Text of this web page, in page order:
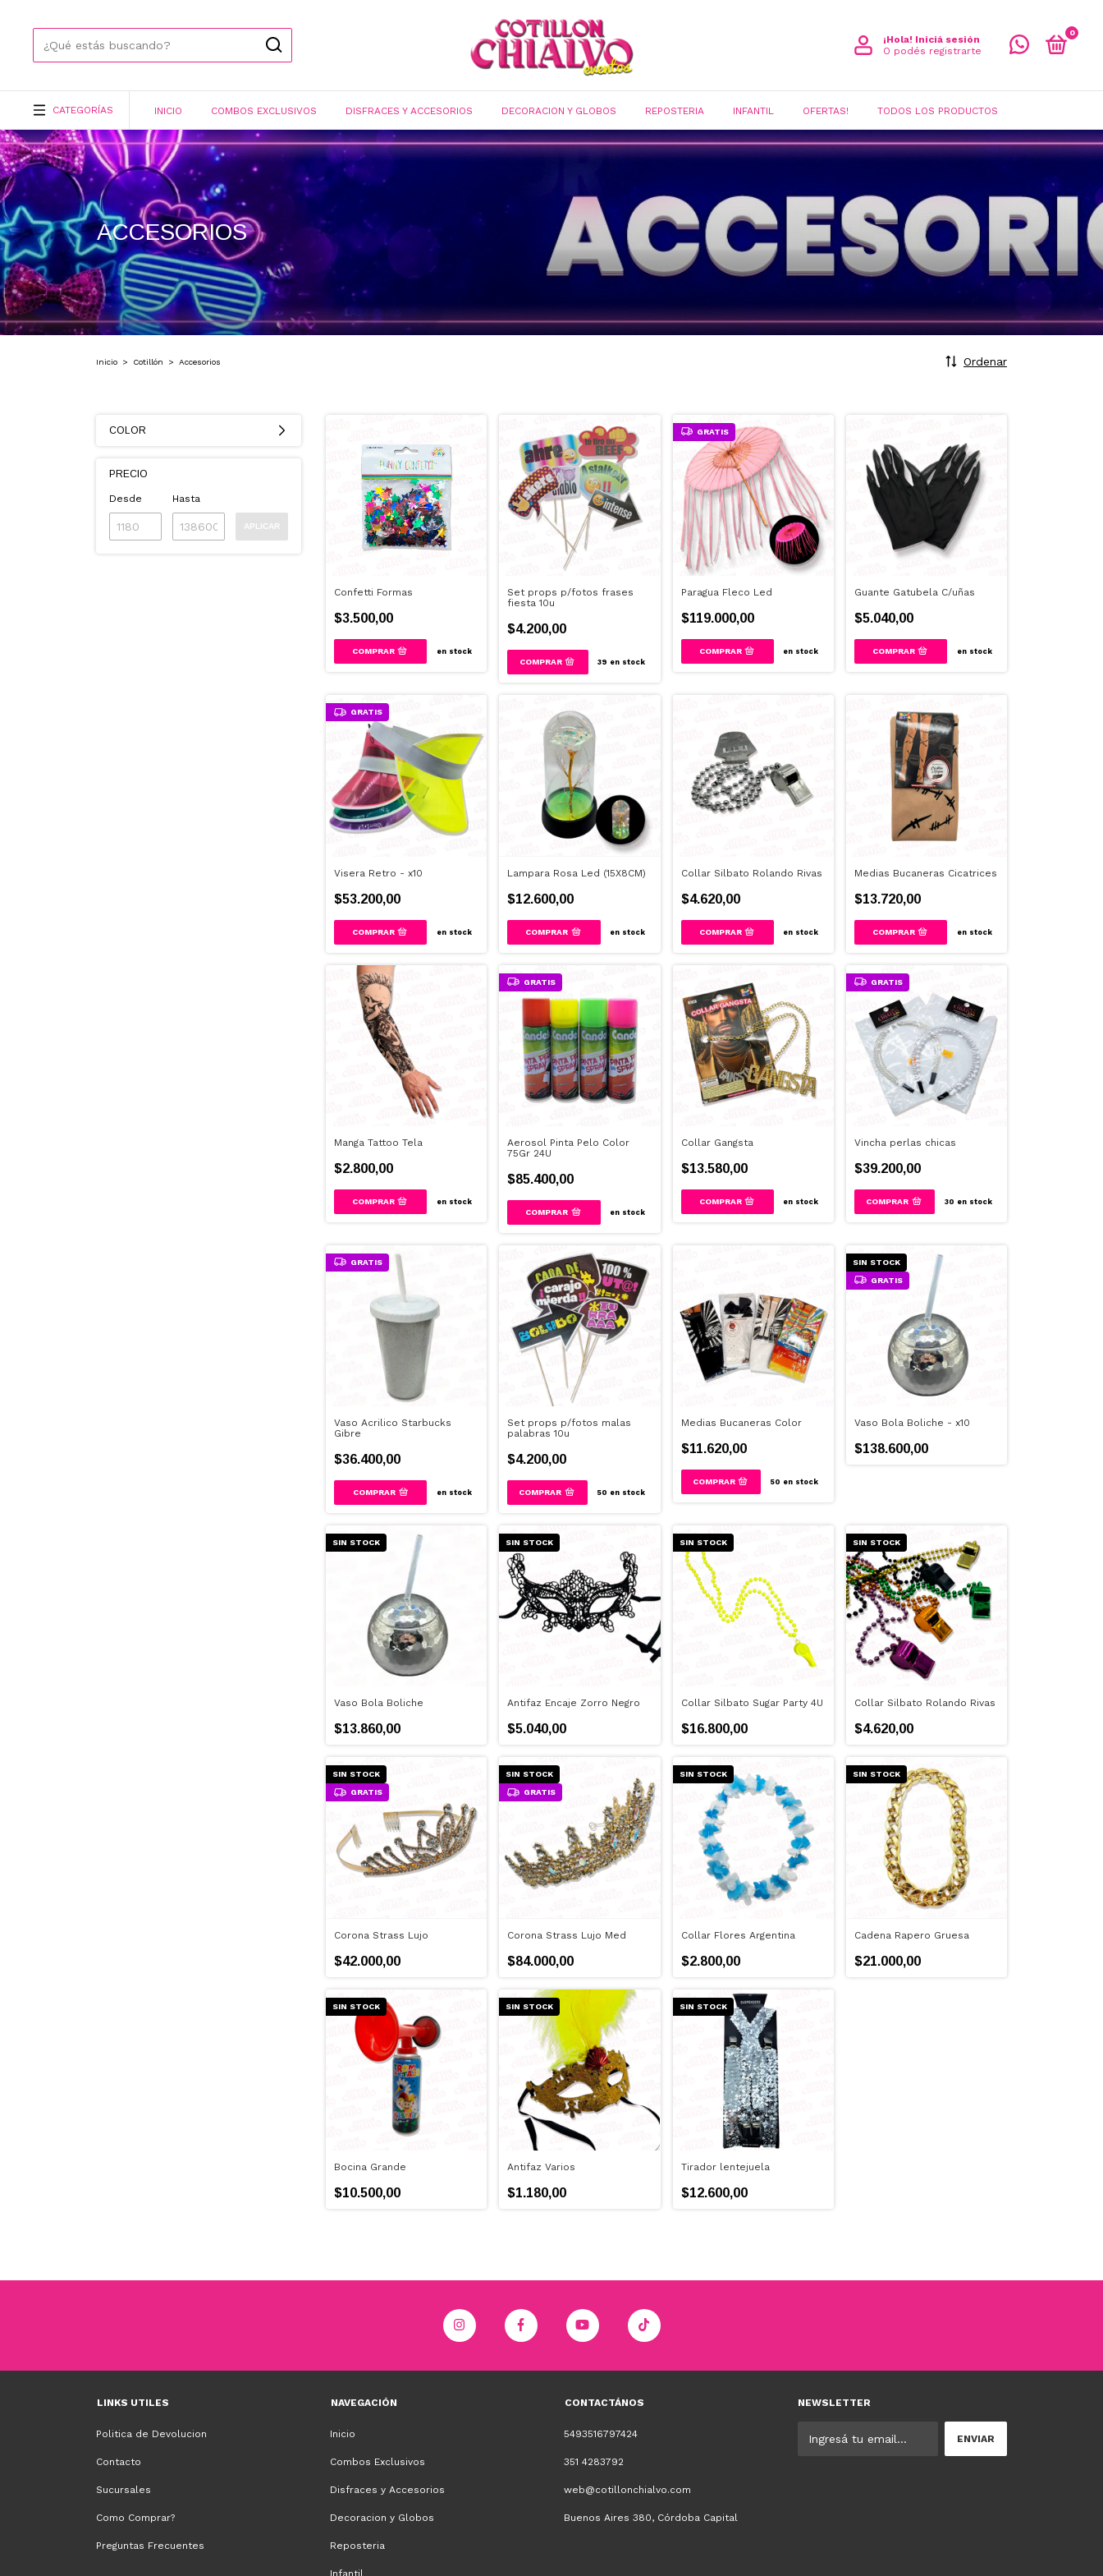
¡Hola! Iniciá sesión
O podés registrarte
0
CATEGORÍAS INICIO COMBOS EXCLUSIVOS DISFRACES Y ACCESORIOS DECORACION Y GLOBOS REPOSTERIA INFANTIL OFERTAS! TODOS LOS PRODUCTOS
ACCESORIOS
Inicio > Cotillón > Accesorios Ordenar
COLOR
PRECIO
Desde Hasta
APLICAR
Confetti Formas
$3.500,00
en stock
Set props p/fotos frases
fiesta 10u
$4.200,00
39 en stock
GRATIS
Paragua Fleco Led
$119.000,00
en stock
Guante Gatubela C/uñas
$5.040,00
en stock
GRATIS
Visera Retro - x10
$53.200,00
en stock
Lampara Rosa Led (15X8CM)
$12.600,00
en stock
Collar Silbato Rolando Rivas
$4.620,00
en stock
Medias Bucaneras Cicatrices
$13.720,00
en stock
Manga Tattoo Tela
$2.800,00
en stock
GRATIS
Aerosol Pinta Pelo Color
75Gr 24U
$85.400,00
en stock
Collar Gangsta
$13.580,00
en stock
GRATIS
Vincha perlas chicas
$39.200,00
30 en stock
GRATIS
Vaso Acrilico Starbucks
Gibre
$36.400,00
COMPRAR en stock
Set props p/fotos malas
palabras 10u
$4.200,00
50 en stock
Medias Bucaneras Color
$11.620,00
50 en stock
SIN STOCK
GRATIS
Vaso Bola Boliche - x10
$138.600,00
SIN STOCK
Vaso Bola Boliche
$13.860,00
SIN STOCK
Antifaz Encaje Zorro Negro
$5.040,00
SIN STOCK
Collar Silbato Sugar Party 4U
$16.800,00
SIN STOCK
Collar Silbato Rolando Rivas
$4.620,00
SIN STOCK
GRATIS
Corona Strass Lujo
$42.000,00
SIN STOCK
GRATIS
Corona Strass Lujo Med
$84.000,00
SIN STOCK
Collar Flores Argentina
$2.800,00
SIN STOCK
Cadena Rapero Gruesa
$21.000,00
SIN STOCK
Bocina Grande
$10.500,00
SIN STOCK
Antifaz Varios
$1.180,00
SIN STOCK
Tirador lentejuela
$12.600,00
LINKS UTILES
Politica de Devolucion
Contacto
Sucursales
Como Comprar?
Preguntas Frecuentes
NAVEGACIÓN
Inicio
Combos Exclusivos
Disfraces y Accesorios
Decoracion y Globos
Reposteria
Infantil
CONTACTÁNOS
5493516797424
351 4283792
web@cotillonchialvo.com
Buenos Aires 380, Córdoba Capital
NEWSLETTER